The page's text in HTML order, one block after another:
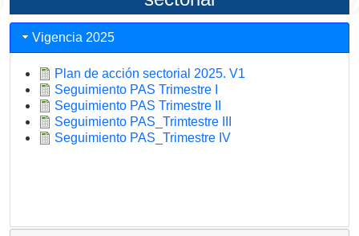
Vigencia 2025
Plan de acción sectorial 2025. V1
Seguimiento PAS Trimestre I
Seguimiento PAS Trimestre II
Seguimiento PAS_Trimtestre III
Seguimiento PAS_Trimestre IV